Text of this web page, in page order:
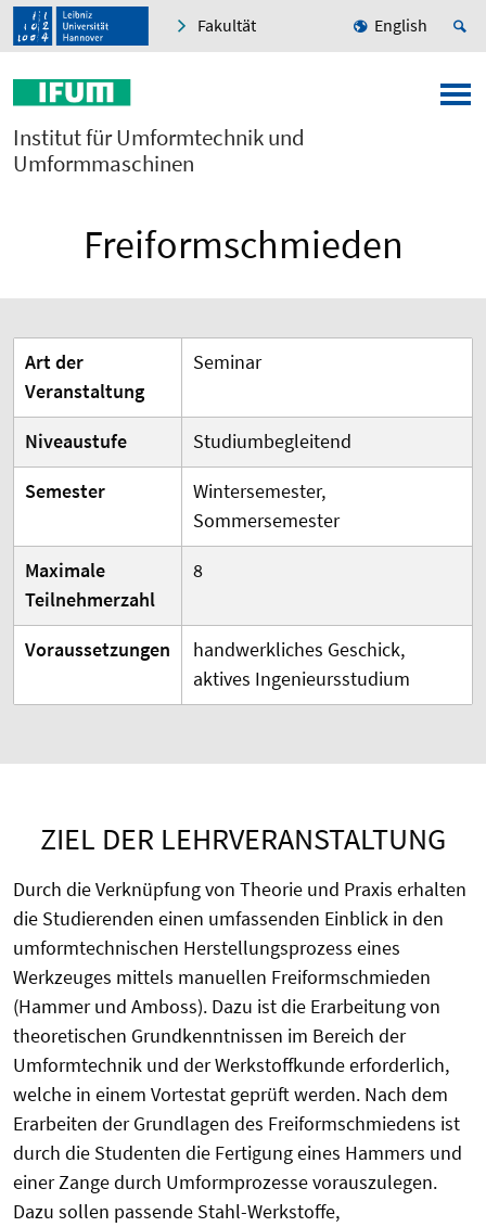
Fakultät English
Institut für Umformtechnik und
Umformmaschinen
Freiformschmieden
Art der
Veranstaltung
Seminar
Niveaustufe
Studiumbegleitend
Semester
Wintersemester,
Sommersemester
Maximale
Teilnehmerzahl
8
Voraussetzungen
handwerkliches Geschick,
aktives Ingenieursstudium
ZIEL DER LEHRVERANSTALTUNG
Durch die Verknüpfung von Theorie und Praxis erhalten
die Studierenden einen umfassenden Einblick in den
umformtechnischen Herstellungsprozess eines
Werkzeuges mittels manuellen Freiformschmieden
(Hammer und Amboss). Dazu ist die Erarbeitung von
theoretischen Grundkenntnissen im Bereich der
Umformtechnik und der Werkstoffkunde erforderlich,
welche in einem Vortestat geprüft werden. Nach dem
Erarbeiten der Grundlagen des Freiformschmiedens ist
durch die Studenten die Fertigung eines Hammers und
einer Zange durch Umformprozesse vorauszulegen.
Dazu sollen passende Stahl-Werkstoffe,